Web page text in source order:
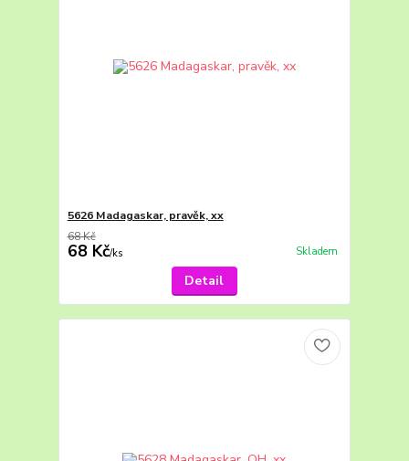
5626 Madagaskar, pravěk, xx
68 Kč
68 Kč/ks Skladem
Detail